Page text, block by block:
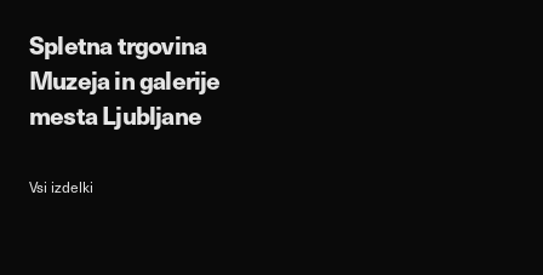
Spletna trgovina
Muzeja in galerije
mesta Ljubljane
Vsi izdelki